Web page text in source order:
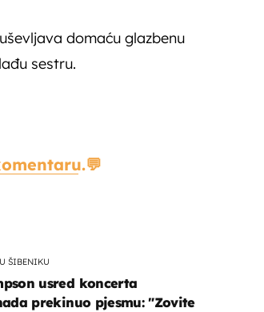
domaću glazbenu
sestru.
ŠIBENIKU
usred koncerta
prekinuo pjesmu: "Zovite